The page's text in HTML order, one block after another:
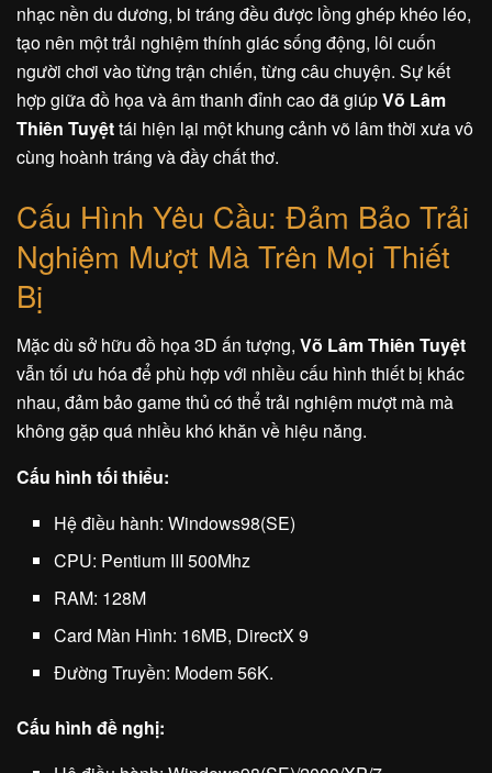
nhạc nền du dương, bi tráng đều được lồng ghép khéo léo,
tạo nên một trải nghiệm thính giác sống động, lôi cuốn
người chơi vào từng trận chiến, từng câu chuyện. Sự kết
hợp giữa đồ họa và âm thanh đỉnh cao đã giúpVõ Lâm
Thiên Tuyệttái hiện lại một khung cảnh võ lâm thời xưa vô
cùng hoành tráng và đầy chất thơ.
Cấu Hình Yêu Cầu: Đảm Bảo Trải
Nghiệm Mượt Mà Trên Mọi Thiết
Bị
Mặc dù sở hữu đồ họa 3D ấn tượng, Võ Lâm Thiên Tuyệt
vẫn tối ưu hóa để phù hợp với nhiều cấu hình thiết bị khác
nhau, đảm bảo game thủ có thể trải nghiệm mượt mà mà
không gặp quá nhiều khó khăn về hiệu năng.
Cấu hình tối thiểu:
Hệ điều hành: Windows98(SE)
CPU: Pentium III 500Mhz
RAM: 128M
Card Màn Hình: 16MB, DirectX 9
Đường Truyền: Modem 56K.
Cấu hình đề nghị: